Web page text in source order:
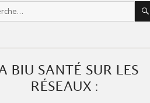
BIU SANTÉ SUR LES
RÉSEAUX :